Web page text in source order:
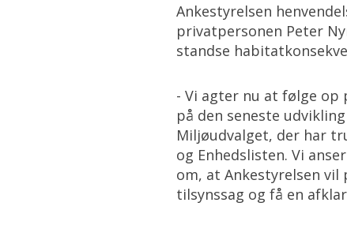
Ankestyrelsen
privatpersonen Peter
standse
- Vi agter nu at følge op
på den seneste
Miljøudvalget, der har
og Enhedslisten. Vi
om, at Ankestyrelsen
tilsynssag og få en